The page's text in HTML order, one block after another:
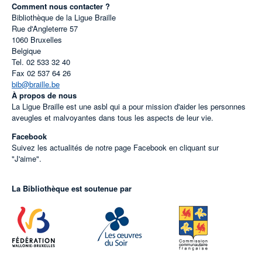
Comment nous contacter ?
Bibliothèque de la Ligue Braille
Rue d'Angleterre 57
1060 Bruxelles
Belgique
Tel. 02 533 32 40
Fax 02 537 64 26
bib@braille.be
À propos de nous
La Ligue Braille est une asbl qui a pour mission d'aider les personnes
aveugles et malvoyantes dans tous les aspects de leur vie.
Facebook
Suivez les actualités de notre page Facebook en cliquant sur
"J'aime".
La Bibliothèque est soutenue par